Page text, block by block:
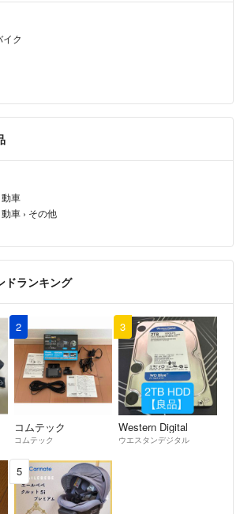
品はすでに発送段取りで運送業者に渡っているこ
お客様と同様の対応にてキャンセルを受付なかっ
されました。当方は誠意を持って感謝の言葉と良
きましたがクロさん自身の自己都合で自己責任に
確認しすぐ評価をしましたが、すぐに評価してく
評でした。配達されたのは夕方か夜でその日は
く、翌日夜に帰宅してすぐ評価しました。配達さ
ぐ評価してもこんな言われ方と評価はとても悪質
等も考えず確認せず自分のことしか考えていない
トと酷評でした。自分では受取評価遅くなると
いただけず、依頼された追加写真も掲載して判
て自己責任で購入されたのに 思ったのと違う
とても残念な方です。当方は購入の感謝で良い評
したが、こういう方は購入してほしくありません
ク
車
車 › その他
ドランキング
2
コムテック
コムテック
3
Western Digital
ウエスタンデジタル
5